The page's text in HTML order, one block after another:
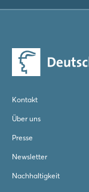
Kontakt
Über uns
Presse
Newsletter
Nachhaltigkeit